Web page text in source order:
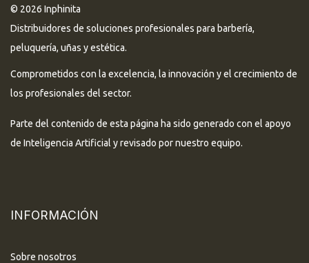
© 2026 Inphinita
Distribuidores de soluciones profesionales para barbería,
peluquería, uñas y estética.
Comprometidos con la excelencia, la innovación y el crecimiento de
los profesionales del sector.
Parte del contenido de esta página ha sido generado con el apoyo
de Inteligencia Artificial y revisado por nuestro equipo.
INFORMACIÓN
Sobre nosotros